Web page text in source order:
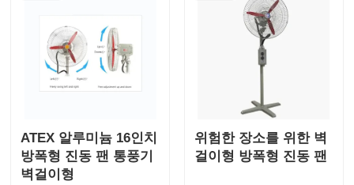
ATEX 알루미늄 16인치
방폭형 진동 팬 통풍기
벽걸이형
위험한 장소를 위한 벽
걸이형 방폭형 진동 팬